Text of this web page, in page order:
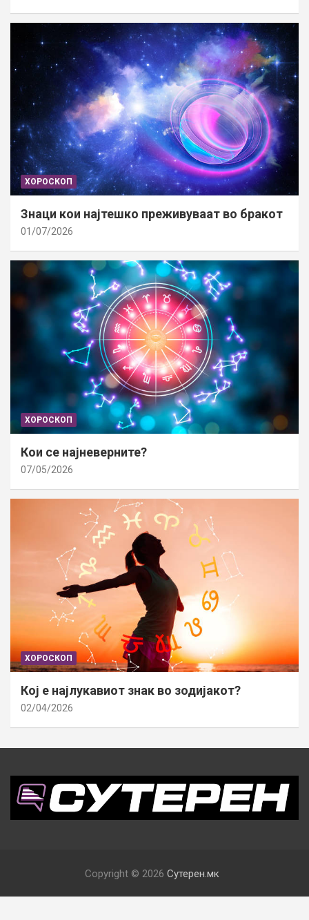
ХОРОСКОП
Знаци кои најтешко преживуваат во бракот
01/07/2026
ХОРОСКОП
Кои се најневерните?
07/05/2026
ХОРОСКОП
Кој е најлукавиот знак во зодијакот?
02/04/2026
Copyright © 2026 Сутерен.мк